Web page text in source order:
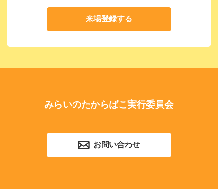
来場登録する
みらいのたからばこ実行委員会
お問い合わせ